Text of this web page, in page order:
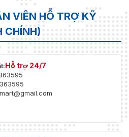
VIÊN HỖ TRỢ KỸ
CHÍNH)
Hỗ trợ 24/7